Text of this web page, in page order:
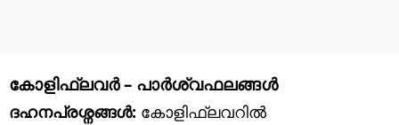
കോളിഫ്ലവർ – പാർശ്വഫലങ്ങൾ
ദഹനപ്രശ്നങ്ങൾ: കോളിഫ്ലവറിൽ